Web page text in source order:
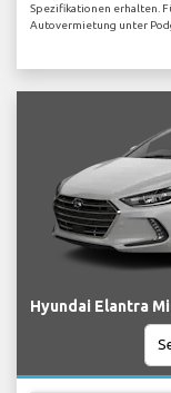
Spezifikationen erhalten.
Autovermietung unter
Hyundai Elantra